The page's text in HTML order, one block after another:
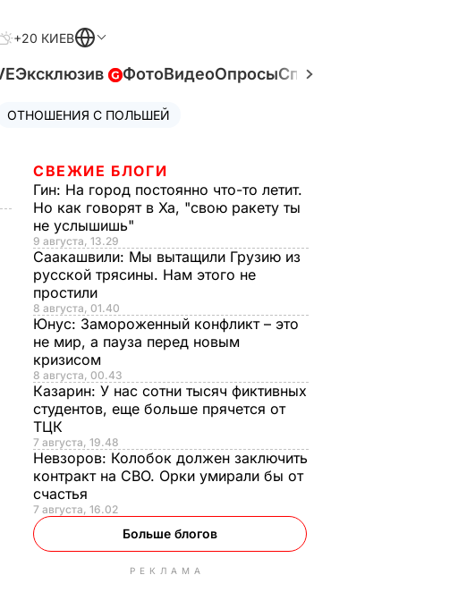
+20 КИЕВ
Эксклюзив ФотоВидеоОпросыСпецпроекты
ОТНОШЕНИЯ С ПОЛЬШЕЙ
СВЕЖИЕ БЛОГИ
Гин: На город постоянно что-то летит.
Но как говорят в Ха, "свою ракету ты
не услышишь"
9 августа, 13.29
Саакашвили: Мы вытащили Грузию из
русской трясины. Нам этого не
простили
8 августа, 01.40
Юнус: Замороженный конфликт – это
не мир, а пауза перед новым
кризисом
8 августа, 00.43
Казарин: У нас сотни тысяч фиктивных
студентов, еще больше прячется от
ТЦК
7 августа, 19.48
Невзоров: Колобок должен заключить
контракт на СВО. Орки умирали бы от
счастья
7 августа, 16.02
Больше блогов
РЕКЛАМА